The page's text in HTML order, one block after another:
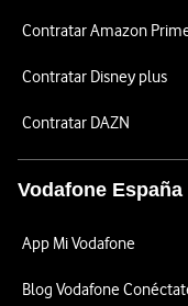
Contratar Amazon
Contratar Disney plus
Contratar DAZN
Vodafone España
App Mi Vodafone
Blog Vodafone